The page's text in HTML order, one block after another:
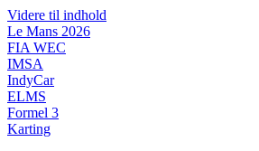
Videre til indhold
Le Mans 2026
FIA WEC
IMSA
IndyCar
ELMS
Formel 3
Karting